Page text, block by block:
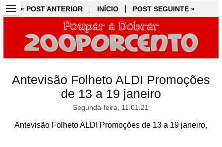
« POST ANTERIOR INÍCIO POST SEGUINTE »
Antevisão Folheto ALDI Promoções
de 13 a 19 janeiro
Segunda-feira, 11.01.21
Antevisão Folheto ALDI Promoções de 13 a 19 janeiro,
« POST ANTERIOR INÍCIO POST SEGUINTE »